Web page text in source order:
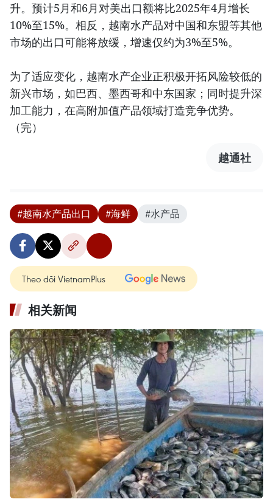
升。预计5月和6月对美出口额将比2025年4月增长
10%至15%。相反，越南水产品对中国和东盟等其他
市场的出口可能将放缓，增速仅约为3%至5%。
为了适应变化，越南水产企业正积极开拓风险较低的
新兴市场，如巴西、墨西哥和中东国家；同时提升深
加工能力，在高附加值产品领域打造竞争优势。
（完）
越通社
#越南水产品出口 #海鲜 #水产品
Theo dõi VietnamPlus
相关新闻